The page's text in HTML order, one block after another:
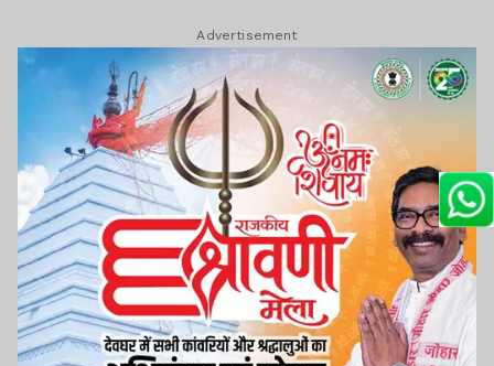
Advertisement